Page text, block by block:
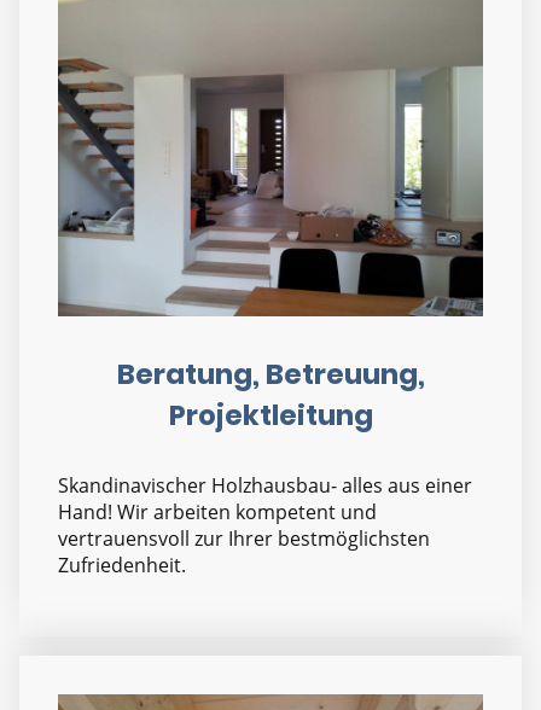
Beratung, Betreuung,
Projektleitung
Skandinavischer Holzhausbau- alles aus einer
Hand! Wir arbeiten kompetent und
vertrauensvoll zur Ihrer bestmöglichsten
Zufriedenheit.